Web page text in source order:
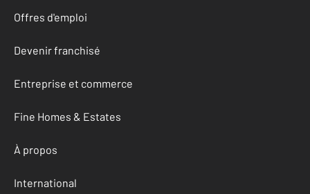
Offres d'emploi
Devenir franchisé
Entreprise et commerce
Fine Homes & Estates
À propos
International